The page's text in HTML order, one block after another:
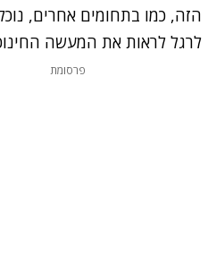
הזה, כמו בתחומים אחרים,
לרגל לראות את המעשה
פרסומת